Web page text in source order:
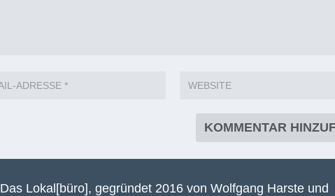
Das Lokal[büro], gegründet 2016 von Wolfgang Harste und